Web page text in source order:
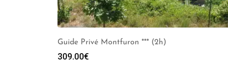
Guide Privé Montfuron *** (2h)
309.00€